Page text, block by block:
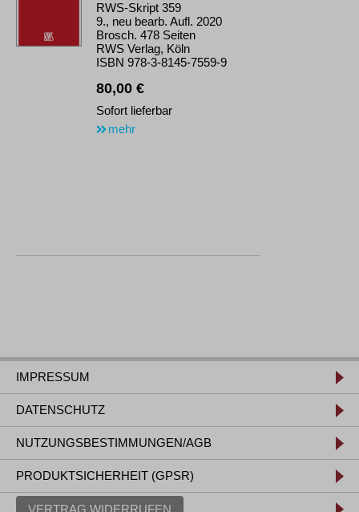
RWS-Skript 359
9., neu bearb. Aufl. 2020
Brosch. 478 Seiten
RWS Verlag, Köln
ISBN 978-3-8145-7559-9
80,00 €
Sofort lieferbar
mehr
IMPRESSUM
DATENSCHUTZ
NUTZUNGSBESTIMMUNGEN/AGB
PRODUKTSICHERHEIT (GPSR)
VERTRAG WIDERRUFEN